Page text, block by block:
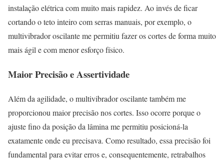
instalação elétrica com muito mais rapidez. Ao invés de ficar
cortando o teto inteiro com serras manuais, por exemplo, o
multivibrador oscilante me permitiu fazer os cortes de forma muito
mais ágil e com menor esforço físico.
Maior Precisão e Assertividade
Além da agilidade, o multivibrador oscilante também me
proporcionou maior precisão nos cortes. Isso ocorre porque o
ajuste fino da posição da lâmina me permitiu posicioná-la
exatamente onde eu precisava. Como resultado, essa precisão foi
fundamental para evitar erros e, consequentemente, retrabalhos